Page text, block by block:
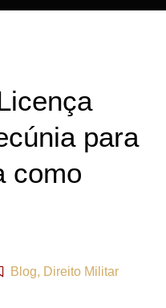
para
como
Blog, Direito Militar